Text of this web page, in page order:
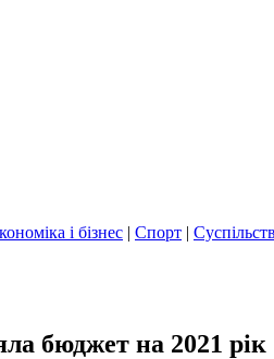
і бізнес | Спорт |
бюджет на 2021 рік